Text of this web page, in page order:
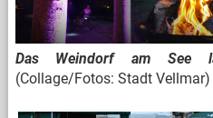
Das Weindorf am See
(Collage/Fotos: Stadt Vellmar)